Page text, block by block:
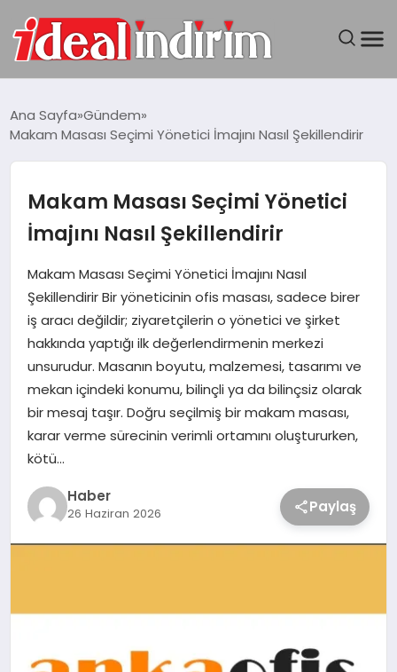
DÜNYA
SEYAHAT
TEKNOLOJI
YAŞAM
Ana Sayfa Gündem
Makam Masası Seçimi Yönetici İmajını Nasıl Şekillendirir
Makam Masası Seçimi Yönetici
İmajını Nasıl Şekillendirir
Makam Masası Seçimi Yönetici İmajını Nasıl
Şekillendirir Bir yöneticinin ofis masası, sadece birer
iş aracı değildir; ziyaretçilerin o yönetici ve şirket
hakkında yaptığı ilk değerlendirmenin merkezi
unsurudur. Masanın boyutu, malzemesi, tasarımı ve
mekan içindeki konumu, bilinçli ya da bilinçsiz olarak
bir mesaj taşır. Doğru seçilmiş bir makam masası,
karar verme sürecinin verimli ortamını oluştururken,
kötü…
Haber
26 Haziran 2026 Paylaş